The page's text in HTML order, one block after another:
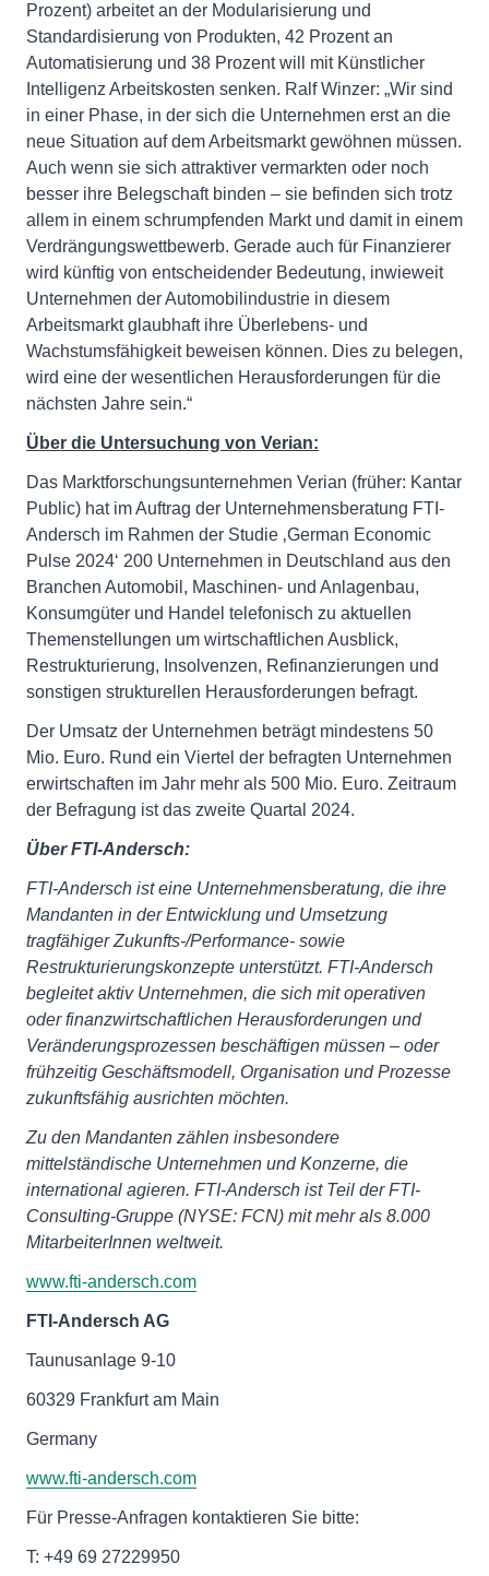
Prozent) arbeitet an der Modularisierung und
Standardisierung von Produkten, 42 Prozent an
Automatisierung und 38 Prozent will mit Künstlicher
Intelligenz Arbeitskosten senken. Ralf Winzer: „Wir sind
in einer Phase, in der sich die Unternehmen erst an die
neue Situation auf dem Arbeitsmarkt gewöhnen müssen.
Auch wenn sie sich attraktiver vermarkten oder noch
besser ihre Belegschaft binden – sie befinden sich trotz
allem in einem schrumpfenden Markt und damit in einem
Verdrängungswettbewerb. Gerade auch für Finanzierer
wird künftig von entscheidender Bedeutung, inwieweit
Unternehmen der Automobilindustrie in diesem
Arbeitsmarkt glaubhaft ihre Überlebens- und
Wachstumsfähigkeit beweisen können. Dies zu belegen,
wird eine der wesentlichen Herausforderungen für die
nächsten Jahre sein.“
Über die Untersuchung von Verian:
Das Marktforschungsunternehmen Verian (früher: Kantar
Public) hat im Auftrag der Unternehmensberatung FTI-
Andersch im Rahmen der Studie ‚German Economic
Pulse 2024‘ 200 Unternehmen in Deutschland aus den
Branchen Automobil, Maschinen- und Anlagenbau,
Konsumgüter und Handel telefonisch zu aktuellen
Themenstellungen um wirtschaftlichen Ausblick,
Restrukturierung, Insolvenzen, Refinanzierungen und
sonstigen strukturellen Herausforderungen befragt.
Der Umsatz der Unternehmen beträgt mindestens 50
Mio. Euro. Rund ein Viertel der befragten Unternehmen
erwirtschaften im Jahr mehr als 500 Mio. Euro. Zeitraum
der Befragung ist das zweite Quartal 2024.
Über FTI-Andersch:
FTI-Andersch ist eine Unternehmensberatung, die ihre
Mandanten in der Entwicklung und Umsetzung
tragfähiger Zukunfts-/Performance- sowie
Restrukturierungskonzepte unterstützt. FTI-Andersch
begleitet aktiv Unternehmen, die sich mit operativen
oder finanzwirtschaftlichen Herausforderungen und
Veränderungsprozessen beschäftigen müssen – oder
frühzeitig Geschäftsmodell, Organisation und Prozesse
zukunftsfähig ausrichten möchten.
Zu den Mandanten zählen insbesondere
mittelständische Unternehmen und Konzerne, die
international agieren. FTI-Andersch ist Teil der FTI-
Consulting-Gruppe (NYSE: FCN) mit mehr als 8.000
MitarbeiterInnen weltweit.
www.fti-andersch.com
FTI-Andersch AG
Taunusanlage 9-10
60329 Frankfurt am Main
Germany
www.fti-andersch.com
Für Presse-Anfragen kontaktieren Sie bitte:
T: +49 69 27229950